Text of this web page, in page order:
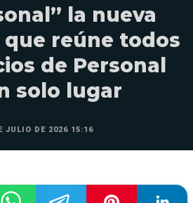
la nueva
reúne todos
de Personal
solo lugar
JULIO DE 2026 15:16